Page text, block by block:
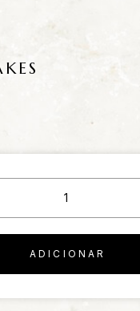
ADICIONAR